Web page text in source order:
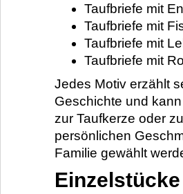
Taufbriefe mit
Taufbriefe mit
Taufbriefe mit
Taufbriefe mit
Jedes Motiv erzählt
Geschichte und
zur Taufkerze oder
persönlichen
Familie gewählt